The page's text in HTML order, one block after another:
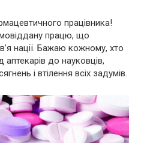
працівника!
працю, що
нації. Бажаю кожному, хто
аптекарів до науковців,
і втілення всіх задумів.